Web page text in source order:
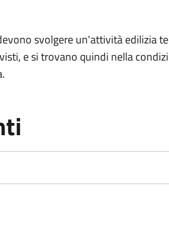
svolgere un'attività edilizia
e si trovano quindi nella